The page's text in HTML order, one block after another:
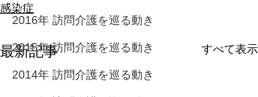
2016年 訪問介護を巡る動き
2015年 訪問介護を巡る動き
2014年 訪問介護を巡る動き
感染症
最新記事 すべて表示